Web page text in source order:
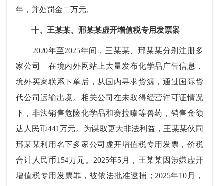
年，并处罚金二万元。
十、王某某、邢某某虚开增值税专用发票案
2020年至2025年间，王某某、邢某某分别注册多
家公司，在境内外网站上大量发布化学品广告信息，
境外买家联系下单后，从国内寻求货源，通过国际货
代公司运输出境。相关公司在未取得经营许可证情况
下，非法销售危险化学品和赛拉嗪等兽药，销售金额
达人民币441万元。为谋取更大非法利益，王某某伙同
邢某某利用名下多家公司虚开增值税专用发票，价税
合计人民币154万元。2025年5月，王某某因涉嫌虚开
增值税专用发票罪，被依法批准逮捕；2025年10月，